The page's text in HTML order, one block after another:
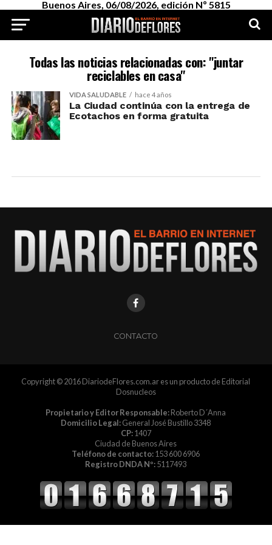
Buenos Aires, 06/08/2026, edición Nº 5815
Todas las noticias relacionadas con: "juntar
reciclables en casa"
VIDA SALUDABLE hace 4 años
La Ciudad continúa con la entrega de
Ecotachos en forma gratuita
CONTACTO
Copyright © 2016 DiariodeFlores.com.ar es un producto de Editorial
Dosnucleos
Propietario y Editor Responsable:Roberto D´Anna
Domicilio Legal:General José Bustillo 3348
CP:1407
Ciudad de Buenos Aires
Teléfono de contacto:153 600 6906
Registro DNDA Nº:5117493